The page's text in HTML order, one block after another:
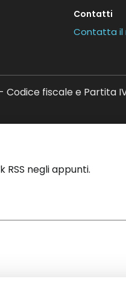
Contatti
Contatta il
fiscale e Partita
negli appunti.